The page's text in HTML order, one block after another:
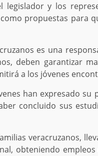
y los
propuestas para
es una
deben garantizar
a los jóvenes
han expresado
concluido sus
veracruzanos,
obteniendo